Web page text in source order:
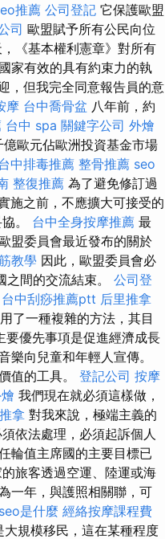
推薦 公司登記 它保護歐盟
司 歐盟賦予所有公民向位
《基本權利憲章》對所有
家有效的具有約束力的執
，但我完全同意報告員的意
摩 台中喬骨盆 八年前，約
台中 spa 關鍵字公司 外燴
歐元佔歐洲投資基金市場
中排毒推薦 整骨推薦 seo
整復推薦 為了避免修訂過
施之前，不應擴大可接受的
。 台中全身按摩推薦 最
盟委員會最近發布的關於
教學 因此，歐盟委員會必
間的交流結束。 公司登
台中刮痧推薦ptt 后里推拿
了一種複雜的方法，其目
要優先事項是促進經濟成長
向兒童和年輕人宣傳。
值的工具。 登記公司 按摩
我們現在就必須這樣做，
拿 對我來說，極端主義的
依法處理，必須起訴個人
輪值主席國的主要目標已
旅客透過空運、陸運或海
一年，與護照相關聯，可
seo是什麼 經絡按摩課程費
大規模移民，這在某種程度